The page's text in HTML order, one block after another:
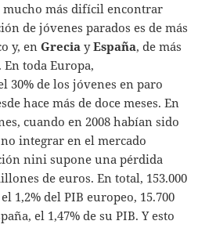
mucho más difícil encontrar
de jóvenes parados es de más
y, enGrecia yEspaña, de más
En toda Europa,
30% de los jóvenes en paro
hace más de doce meses. En
cuando en 2008 habían sido
no integrar en el mercado
nini supone una pérdida
de euros. En total, 153.000
1,2% del PIB europeo, 15.700
el 1,47% de su PIB. Y esto